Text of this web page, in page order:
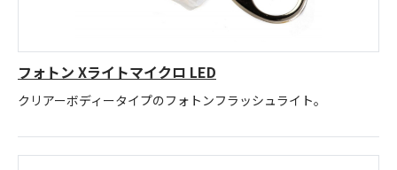
フォトン Xライトマイクロ LED
クリアーボディータイプのフォトンフラッシュライト。